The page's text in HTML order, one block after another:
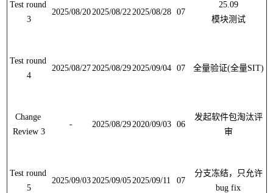
Test round
3
2025/08/20 2025/08/22 2025/08/28 07
25.09
模块测试
Test round
4
2025/08/27 2025/08/29 2025/09/04 07 全量验证(全量SIT)
Change
Review 3
- 2025/08/29 2020/09/03 06
发起软件包淘汰评
审
Test round
5
2025/09/03 2025/09/05 2025/09/11 07
分支冻结，只允许
bug fix